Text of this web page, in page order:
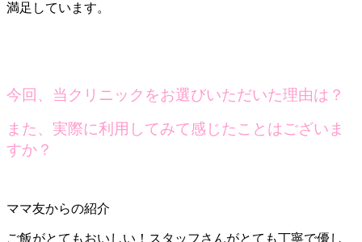
満足しています。
今回、当クリニックをお選びいただいた理由は？
また、実際に利用してみて感じたことはございま
すか？
ママ友からの紹介
ご飯がとてもおいしい！スタッフさんがとても丁寧で優し